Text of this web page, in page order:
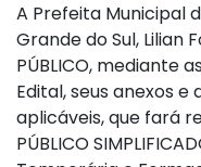
A Prefeita Municipal
Grande do Sul, Lilian
PÚBLICO, mediante
Edital, seus anexos e
aplicáveis, que fará
PÚBLICO